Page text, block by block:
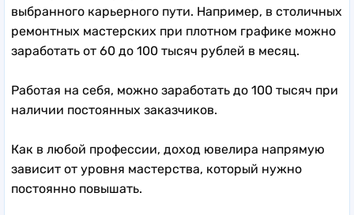
выбранного карьерного пути. Например, в столичных
ремонтных мастерских при плотном графике можно
заработать от 60 до 100 тысяч рублей в месяц.
Работая на себя, можно заработать до 100 тысяч при
наличии постоянных заказчиков.
Как в любой профессии, доход ювелира напрямую
зависит от уровня мастерства, который нужно
постоянно повышать.